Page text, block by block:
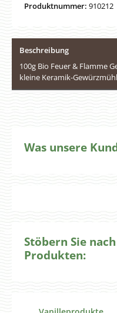
Produktnummer: 910212
Beschreibung
100g Bio Feuer & Flamme
kleine Keramik-
Was unsere
Stöbern Sie
Produkten:
Produktgalerie